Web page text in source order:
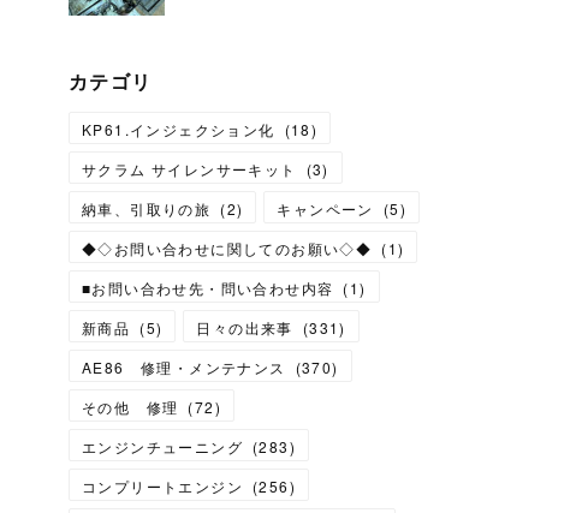
カテゴリ
KP61.インジェクション化 (18)
サクラム サイレンサーキット
(3)
納車、引取りの旅 (2) キャンペーン (5)
◆◇お問い合わせに関してのお願い◇◆ (1)
■お問い合わせ先・問い合わせ内容 (1)
新商品 (5) 日々の出来事 (331)
AE86 修理・メンテナンス
(370)
その他 修理
(72)
エンジンチューニング (283)
コンプリートエンジン
(256)